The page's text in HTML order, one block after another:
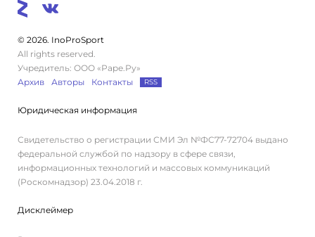
© 2026. InoProSport
All rights reserved.
Учредитель: ООО «Раре.Ру»
Архив
Авторы Контакты RSS
Юридическая информация
Свидетельство о регистрации СМИ Эл №ФС77-72704 выдано
федеральной службой по надзору в сфере связи,
информационных технологий и массовых коммуникаций
(Роскомнадзор) 23.04.2018 г.
Дисклеймер